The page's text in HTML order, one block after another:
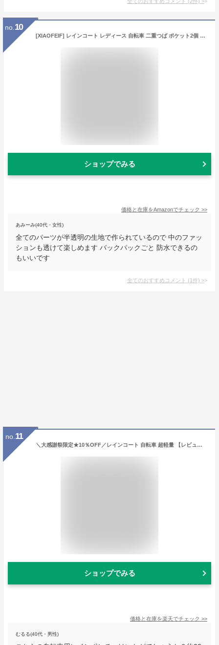
no. 10
[XIAOFEIF] レインコート レディース 自転車 二重つば ポケット2個 ロング丈のおしゃれな 原付用 レインポンチョ 雨具 軽量 リュックにも対応 レインコート メンズ 通勤通学 超防水 防風 防塵防雪 防風防水 収納袋付き 梅雨対策 男女兼用 White M
ショップでみる
価格と在庫をAmazonでチェック >>
あみーみ(40代・女性)
全てのパーツが半透明の生地で作られているので 中のファッ
ションも透けて楽しめます バックパックごと 防水できるの
もいいです
全てのおすすめコメント (1件) >
no. 11
＼大感謝祭限定★10％OFF／レインコート 自転車 超軽量 【レビュー後防水シューズ特典有】レインポンチョ おしゃれ レディース レインウェア メンズ 自転車 リュック対応おしゃれ 超撥水 軽量 通勤 リュック対応 完全防水 ママレインコート 通学 カッパ raincoat06
ショップでみる
価格と在庫を楽天でチェック >>
むるる(40代・男性)